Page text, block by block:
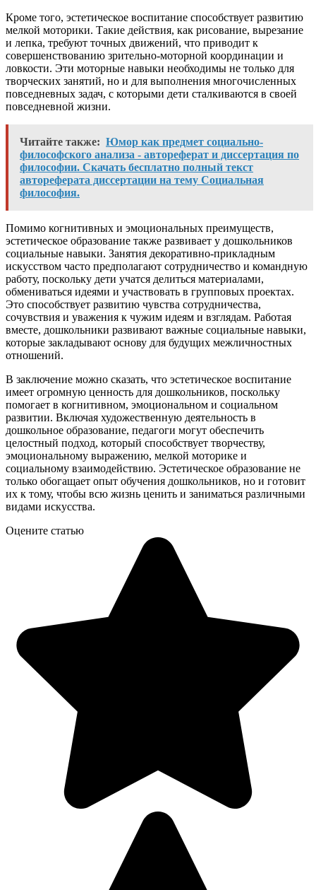
Кроме того, эстетическое воспитание способствует развитию
мелкой моторики. Такие действия, как рисование, вырезание
и лепка, требуют точных движений, что приводит к
совершенствованию зрительно-моторной координации и
ловкости. Эти моторные навыки необходимы не только для
творческих занятий, но и для выполнения многочисленных
повседневных задач, с которыми дети сталкиваются в своей
повседневной жизни.
Читайте также: Юмор как предмет социально-
философского анализа - автореферат и диссертация по
философии. Скачать бесплатно полный текст
автореферата диссертации на тему Социальная
философия.
Помимо когнитивных и эмоциональных преимуществ,
эстетическое образование также развивает у дошкольников
социальные навыки. Занятия декоративно-прикладным
искусством часто предполагают сотрудничество и командную
работу, поскольку дети учатся делиться материалами,
обмениваться идеями и участвовать в групповых проектах.
Это способствует развитию чувства сотрудничества,
сочувствия и уважения к чужим идеям и взглядам. Работая
вместе, дошкольники развивают важные социальные навыки,
которые закладывают основу для будущих межличностных
отношений.
В заключение можно сказать, что эстетическое воспитание
имеет огромную ценность для дошкольников, поскольку
помогает в когнитивном, эмоциональном и социальном
развитии. Включая художественную деятельность в
дошкольное образование, педагоги могут обеспечить
целостный подход, который способствует творчеству,
эмоциональному выражению, мелкой моторике и
социальному взаимодействию. Эстетическое образование не
только обогащает опыт обучения дошкольников, но и готовит
их к тому, чтобы всю жизнь ценить и заниматься различными
видами искусства.
Оцените статью